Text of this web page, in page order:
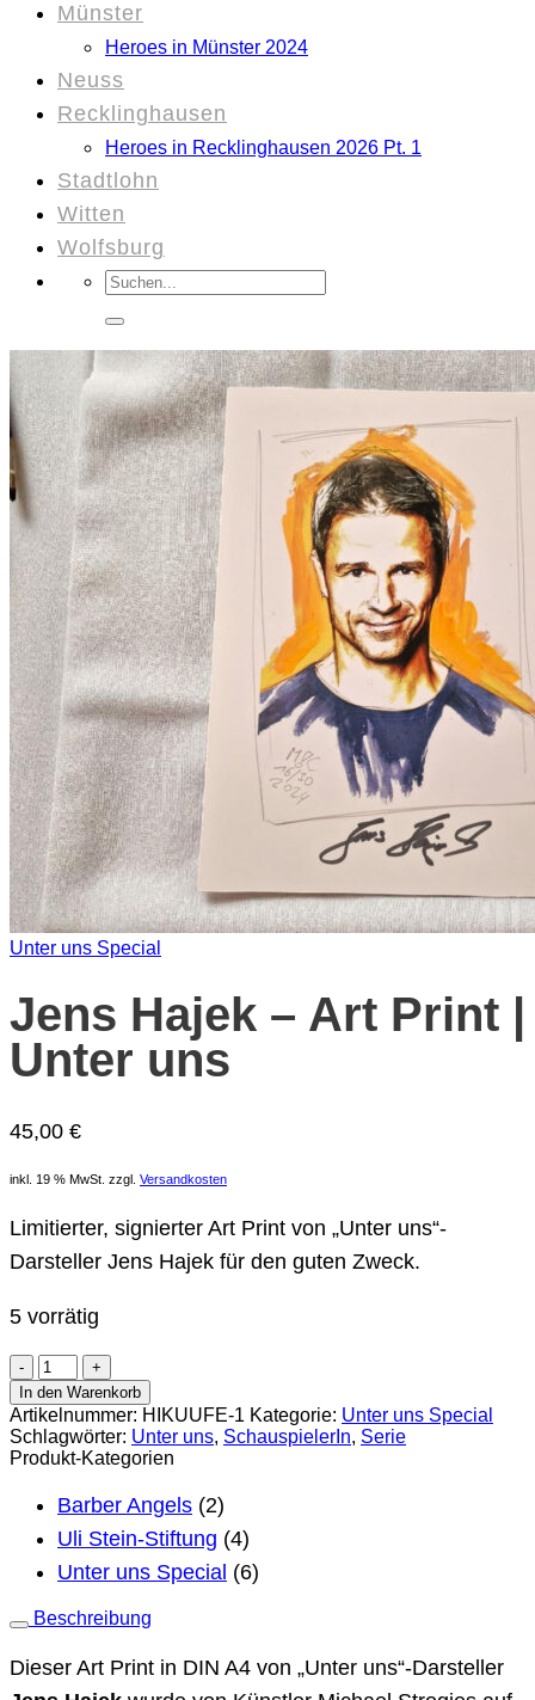
Münster
Heroes in Münster 2024
Neuss
Recklinghausen
Heroes in Recklinghausen 2026 Pt. 1
Stadtlohn
Witten
Wolfsburg
Suchen
nach:
Unter uns Special
Jens Hajek – Art Print |
Unter uns
45,00 €
inkl. 19 % MwSt. zzgl. Versandkosten
Limitierter, signierter Art Print von „Unter uns“-
Darsteller Jens Hajek für den guten Zweck.
5 vorrätig
Jens
Hajek
-
Art
Print
|
uns
Menge
In den Warenkorb
Artikelnummer: HIKUUFE-1 Kategorie: Unter uns Special
Schlagwörter: Unter uns, SchauspielerIn, Serie
Produkt-Kategorien
Barber Angels (2)
Uli Stein-Stiftung (4)
Unter uns Special (6)
Beschreibung
Dieser Art Print in DIN A4 von „Unter uns“-Darsteller